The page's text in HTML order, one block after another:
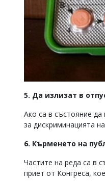
5. Да излизат в
Ако са в състояние
за дискриминацията
6. Кърменето на
Частите на реда са в
приет от Конгреса,